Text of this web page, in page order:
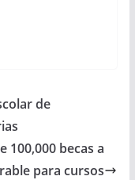
de
100,000 becas a
para cursos